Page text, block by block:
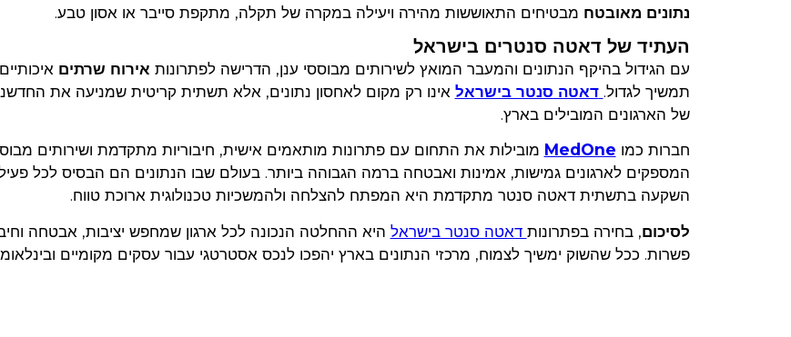
נתונים מאובטח מבטיחים התאוששות מהירה ויעילה במקרה של תקלה, מתקפת סייבר או אסון טבע.
העתיד של דאטה סנטרים בישראל
עם הגידול בהיקף הנתונים והמעבר המואץ לשירותים מבוססי ענן, הדרישה לפתרונות אירוח שרתים
תמשיך לגדול. דאטה סנטר בישראל אינו רק מקום לאחסון נתונים, אלא תשתית קריטית שמניעה את
של הארגונים המובילים בארץ.
חברות כמו MedOne מובילות את התחום עם פתרונות מותאמים אישית, חיבוריות מתקדמת ושירותים
המספקים לארגונים גמישות, אמינות ואבטחה ברמה הגבוהה ביותר. בעולם שבו הנתונים הם הבסיס לכל
השקעה בתשתית דאטה סנטר מתקדמת היא המפתח להצלחה ולהמשכיות טכנולוגית ארוכת טווח.
לסיכום, בחירה בפתרונות דאטה סנטר בישראל היא ההחלטה הנכונה לכל ארגון שמחפש יציבות, אבטחה
פשרות. ככל שהשוק ימשיך לצמוח, מרכזי הנתונים בארץ יהפכו לנכס אסטרטגי עבור עסקים מקומיים